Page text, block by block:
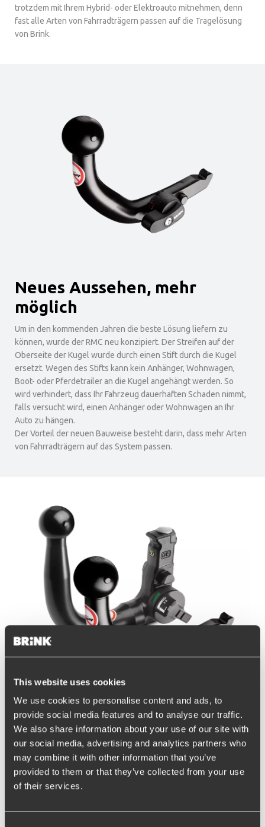
This website uses cookies
We use cookies to personalise content and ads, to
provide social media features and to analyse our traffic.
We also share information about your use of our site with
our social media, advertising and analytics partners who
may combine it with other information that you’ve
provided to them or that they’ve collected from your use
of their services.
trotzdem mit Ihrem Hybrid- oder Elektroauto mitnehmen, denn
fast alle Arten von Fahrradträgern passen auf die Tragelösung
von Brink.
Neues Aussehen, mehr
möglich
Um in den kommenden Jahren die beste Lösung liefern zu
können, wurde der RMC neu konzipiert. Der Streifen auf der
Oberseite der Kugel wurde durch einen Stift durch die Kugel
ersetzt. Wegen des Stifts kann kein Anhänger, Wohnwagen,
Boot- oder Pferdetrailer an die Kugel angehängt werden. So
wird verhindert, dass Ihr Fahrzeug dauerhaften Schaden nimmt,
falls versucht wird, einen Anhänger oder Wohnwagen an Ihr
Auto zu hängen.
Der Vorteil der neuen Bauweise besteht darin, dass mehr Arten
von Fahrradträgern auf das System passen.
Diagonal und vertikal
abnehmbare
Anhängerkupplung
Beide Systeme zeichnen sich durch ihre Benutzerfreundlichkeit